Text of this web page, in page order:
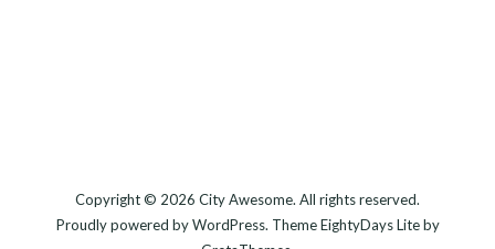
Copyright © 2026 City Awesome. All rights reserved.
Proudly powered byWordPress. ThemeEightyDays Liteby